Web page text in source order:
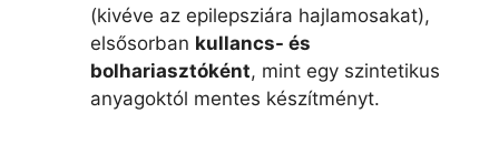
(kivéve az epilepsziára hajlamosakat),
elsősorban kullancs- és
bolhariasztóként, mint egy szintetikus
anyagoktól mentes készítményt.